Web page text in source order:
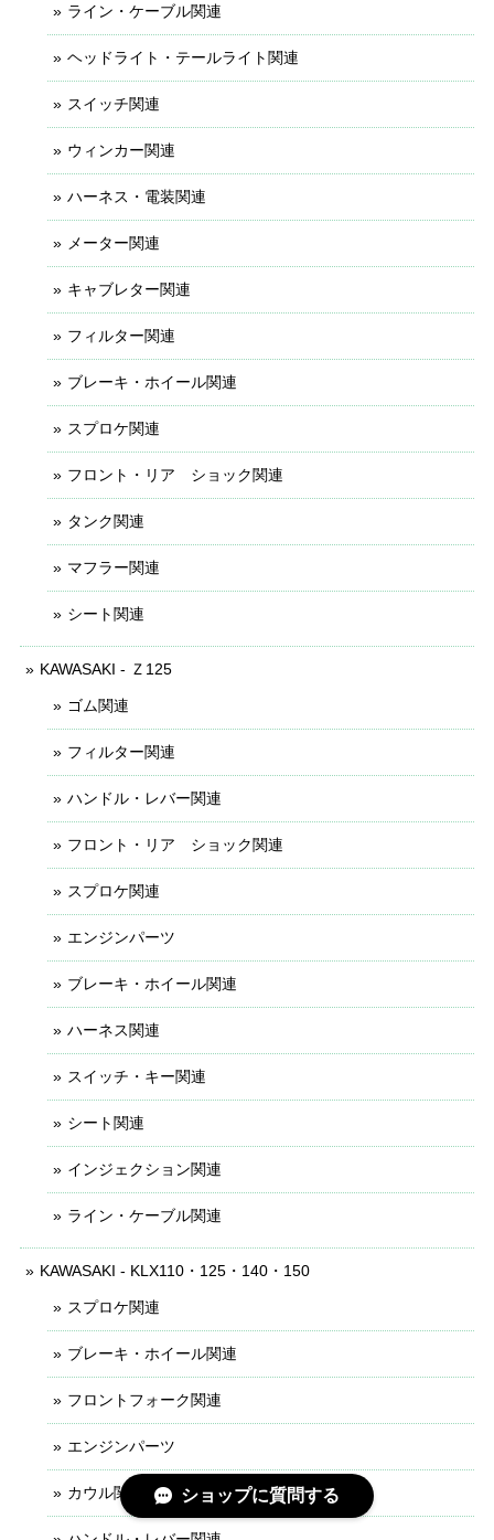
ライン・ケーブル関連
ヘッドライト・テールライト関連
スイッチ関連
ウィンカー関連
ハーネス・電装関連
メーター関連
キャブレター関連
フィルター関連
ブレーキ・ホイール関連
スプロケ関連
フロント・リア ショック関連
タンク関連
マフラー関連
シート関連
KAWASAKI - Ｚ125
ゴム関連
フィルター関連
ハンドル・レバー関連
フロント・リア ショック関連
スプロケ関連
エンジンパーツ
ブレーキ・ホイール関連
ハーネス関連
スイッチ・キー関連
シート関連
インジェクション関連
ライン・ケーブル関連
KAWASAKI - KLX110・125・140・150
スプロケ関連
ブレーキ・ホイール関連
フロントフォーク関連
エンジンパーツ
カウル関連 ショップに質問する